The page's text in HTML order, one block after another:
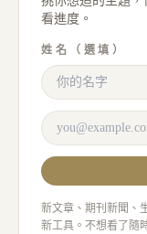
看進度。
姓名（選填）
新文章、期刊新聞、
新工具。不想看了隨